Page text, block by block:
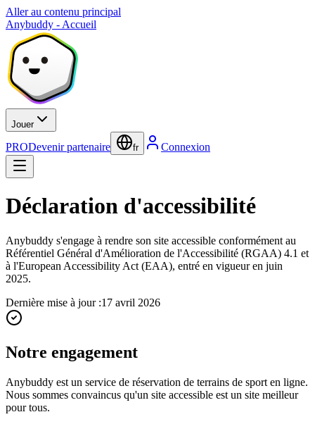
Aller au contenu principal
Anybuddy - Accueil
Jouer
PRODevenir partenaire fr Connexion
Déclaration d'accessibilité
Anybuddy s'engage à rendre son site accessible conformément au
Référentiel Général d'Amélioration de l'Accessibilité (RGAA) 4.1 et
à l'European Accessibility Act (EAA), entré en vigueur en juin
2025.
Dernière mise à jour :17 avril 2026
Notre engagement
Anybuddy est un service de réservation de terrains de sport en ligne.
Nous sommes convaincus qu'un site accessible est un site meilleur
pour tous.